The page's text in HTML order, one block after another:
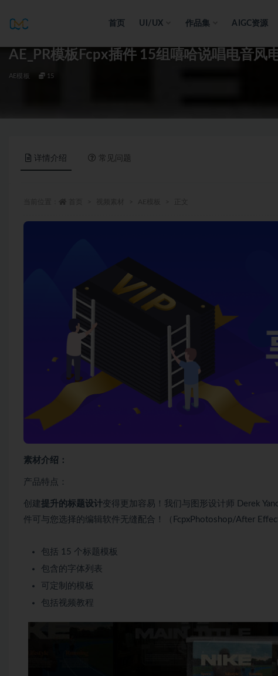
首页 UI/UX 作品集 AIGC资源
AE_PR模板Fcpx插件 15组嘻哈说唱电音风
AE模板 15
详情介绍 常见问题
素材介绍：
产品特点：
创建提升的标题设计变得更加容易！我们与图形设计师 Derek
件可与您选择的编辑软件无缝配合！（FcpxPhotoshop/After
包括 15 个标题模板
包含的字体列表
可定制的模板
包括视频教程